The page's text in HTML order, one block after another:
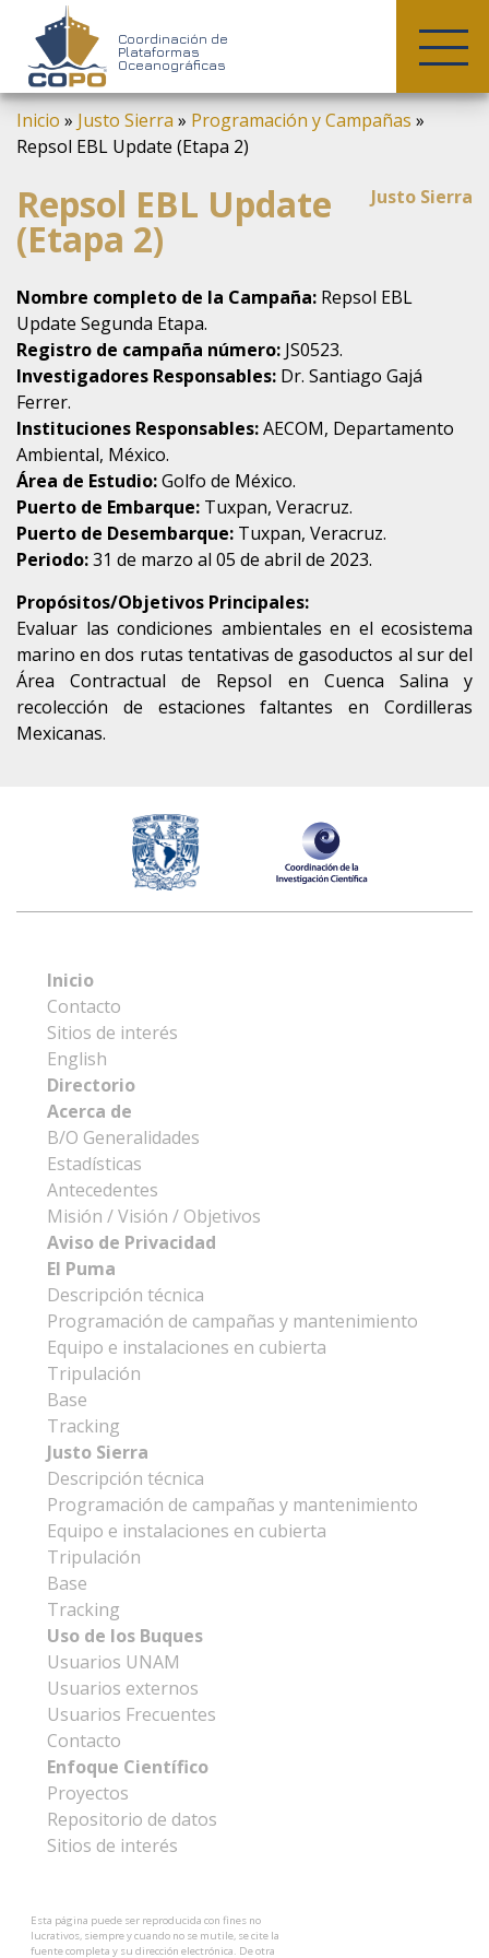
Skip
content
Coordinación de
Plataformas
Oceanográficas
Inicio » Justo Sierra » Programación y Campañas »
Repsol EBL Update (Etapa 2)
Repsol EBL Update
(Etapa 2)
Justo Sierra
Nombre completo de la Campaña: Repsol EBL
Update Segunda Etapa.
Registro de campaña número: JS0523.
Investigadores Responsables: Dr. Santiago Gajá
Ferrer.
Instituciones Responsables:AECOM, Departamento
Ambiental, México.
Área de Estudio:Golfo de México.
Puerto de Embarque: Tuxpan, Veracruz.
Puerto de Desembarque: Tuxpan, Veracruz.
Periodo:31 de marzo al 05 de abril de 2023.
Propósitos/Objetivos Principales:
Evaluar las condiciones ambientales en el ecosistema
marino en dos rutas tentativas de gasoductos al sur del
Área Contractual de Repsol en Cuenca Salina y
recolección de estaciones faltantes en Cordilleras
Mexicanas.
Inicio
Contacto
Sitios de interés
English
Directorio
Acerca de
B/O Generalidades
Estadísticas
Antecedentes
Misión / Visión / Objetivos
Aviso de Privacidad
El Puma
Descripción técnica
Programación de campañas y mantenimiento
Equipo e instalaciones en cubierta
Tripulación
Base
Tracking
Justo Sierra
Descripción técnica
Programación de campañas y mantenimiento
Equipo e instalaciones en cubierta
Tripulación
Base
Tracking
Uso de los Buques
Usuarios UNAM
Usuarios externos
Usuarios Frecuentes
Contacto
Enfoque Científico
Proyectos
Repositorio de datos
Sitios de interés
Esta página puede ser reproducida con fines no
lucrativos, siempre y cuando no se mutile, se cite la
fuente completa y su dirección electrónica. De otra